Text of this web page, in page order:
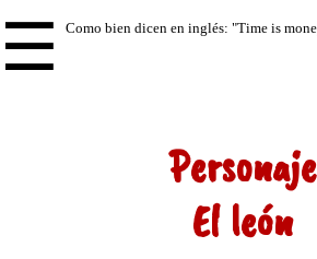
☰
Personaje
El león